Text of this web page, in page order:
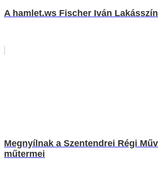
A hamlet.ws Fischer Iván
Megnyílnak a Szentendrei Régi
műtermei